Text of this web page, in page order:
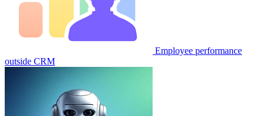
Employee performance
outside CRM